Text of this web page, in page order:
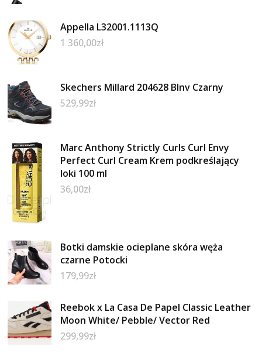
Appella L32001.1113Q
1 360,00zł
Skechers Millard 204628 Blnv Czarny
529,99zł
Marc Anthony Strictly Curls Curl Envy
Perfect Curl Cream Krem podkreślający
loki 100 ml
36,00zł
Botki damskie ocieplane skóra węża
czarne Potocki
179,99zł
Reebok x La Casa De Papel Classic Leather
Moon White/ Pebble/ Vector Red
299,99zł